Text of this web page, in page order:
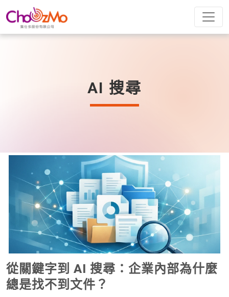
AI 搜尋
從關鍵字到 AI 搜尋：企業內部為什麼
總是找不到文件？